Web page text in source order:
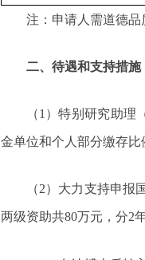
注：申请人需道德品
二、待遇和支持措施
（1 ）特别研究助理
金单位和个人部分缴存比
（2）大力支持申报
两级资助共80万元，分2